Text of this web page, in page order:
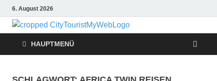
6. August 2026
Reise
Urlaub, Ferien, Flüge,
HAUPTMENÜ